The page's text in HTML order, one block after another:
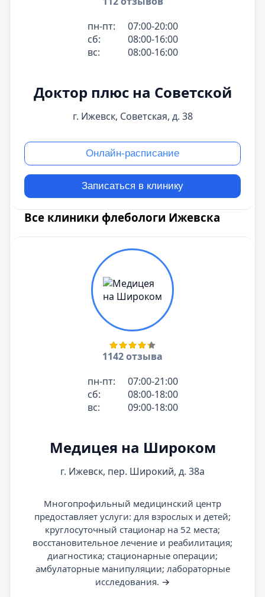
пн-пт:
07:00-20:00
сб:
08:00-16:00
вс:
08:00-16:00
Доктор плюс на Советской
г. Ижевск, Советская, д. 38
Онлайн-расписание
Записаться в клинику
Все клиники флебологи Ижевска
1142 отзыва
пн-пт:
07:00-21:00
сб:
08:00-18:00
вс:
09:00-18:00
Медицея на Широком
г. Ижевск, пер. Широкий, д. 38а
Многопрофильный медицинский центр
предоставляет услуги: для взрослых и детей;
круглосуточный стационар на 52 места;
восстановительное лечение и реабилитация;
диагностика; стационарные операции;
амбулаторные манипуляции; лабораторные
исследования. →